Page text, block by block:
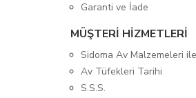
Garanti ve İade
MÜŞTERİ HİZMETLERİ
Sidoma Av Malzemeleri
Av Tüfekleri Tarihi
S.S.S.